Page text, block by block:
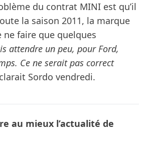
du contrat MINI est qu’il
la saison 2011, la marque
ne faire que quelques
attendre un peu, pour Ford,
Ce ne serait pas correct
Sordo vendredi.
au mieux l’actualité de